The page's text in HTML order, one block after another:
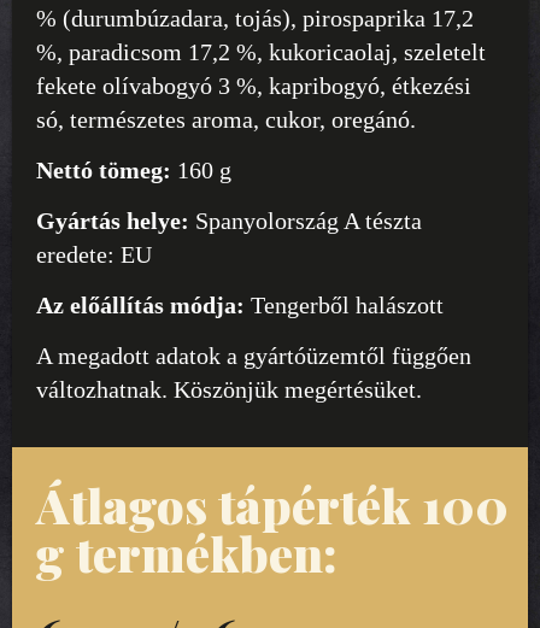
% (durumbúzadara, tojás), pirospaprika 17,2
%, paradicsom 17,2 %, kukoricaolaj, szeletelt
fekete olívabogyó 3 %, kapribogyó, étkezési
só, természetes aroma, cukor, oregánó.
Nettó tömeg: 160 g
Gyártás helye: Spanyolország A tészta
eredete: EU
Az előállítás módja: Tengerből halászott
A megadott adatok a gyártóüzemtől függően
változhatnak. Köszönjük megértésüket.
Átlagos tápérték 100
g termékben: